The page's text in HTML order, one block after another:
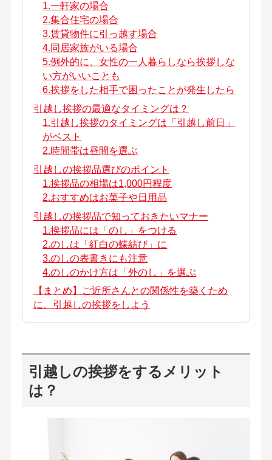
1.一軒家の場合
2.集合住宅の場合
3.賃貸物件に引っ越す場合
4.同居家族がいる場合
5.例外的に、女性の一人暮らしなら挨拶しな
い方がいいことも
6.挨拶をした相手で困ったことが発生したら
引越し挨拶の最適なタイミングは？
1.引越し挨拶のタイミングは「引越し前日」
がベスト
2.時間帯は昼間を選ぶ
引越しの挨拶品選びのポイント
1.挨拶品の相場は1,000円程度
2.おすすめはお菓子や日用品
引越しの挨拶品で知っておきたいマナー
1.挨拶品には「のし」をつける
2.のしは「紅白の蝶結び」に
3.のしの表書きにも注意
4.のしのかけ方は「外のし」を選ぶ
【まとめ】ご近所さんとの関係性を築くため
に、引越しの挨拶をしよう
引越しの挨拶をするメリット
は？